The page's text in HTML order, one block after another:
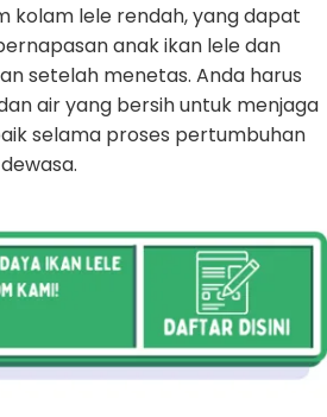
kolam lele rendah, yang dapat
anak ikan lele dan
setelah menetas. Anda harus
air yang bersih untuk menjaga
selama proses pertumbuhan